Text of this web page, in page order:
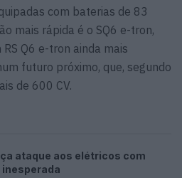
com baterias de 83
mais rápida é o SQ6 e-tron,
Q6 e-tron ainda mais
futuro próximo, que, segundo
de 600 CV.
ataque aos elétricos com